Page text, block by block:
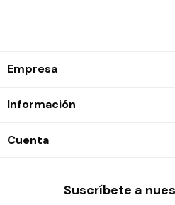
Empresa
Información
Cuenta
Suscríbete a